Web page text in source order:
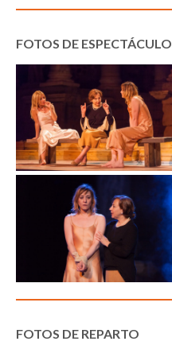
FOTOS DE ESPECTÁCULO
FOTOS DE REPARTO